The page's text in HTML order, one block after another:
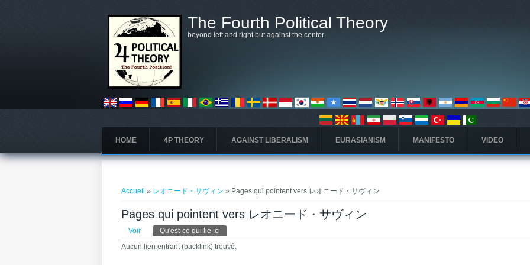
The Fourth Political Theory
beyond left and right but against the center
HOME 4P THEORY AGAINST LIBERALISM EURASIANISM MANIFESTO VIDEO
Accueil » レオニード・サヴィン» Pages qui pointent vers レオニード・サヴィン
Pages qui pointent vers レオニード・サヴィン
Onglets principaux
Voir Qu'est-ce qui lie ici
Aucun lien entrant (backlink) trouvé.